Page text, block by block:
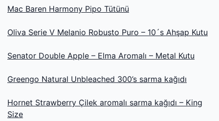
Mac Baren Harmony Pipo Tütünü
Oliva Serie V Melanio Robusto Puro – 10´s Ahşap Kutu
Senator Double Apple – Elma Aromalı – Metal Kutu
Greengo Natural Unbleached 300’s sarma kağıdı
Hornet Strawberry Çilek aromalı sarma kağıdı – King
Size